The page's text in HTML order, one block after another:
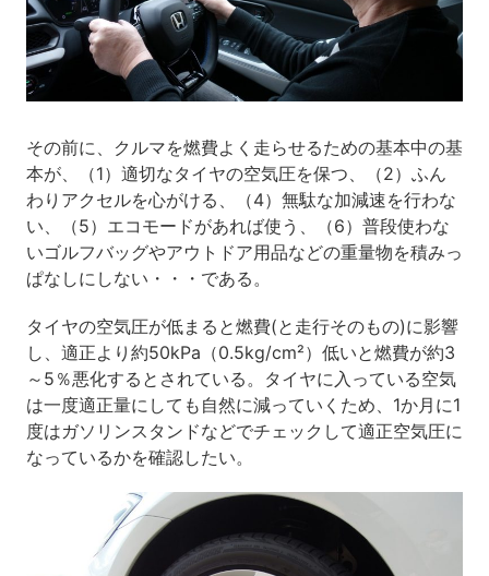
その前に、クルマを燃費よく走らせるための基本中の基
本が、（1）適切なタイヤの空気圧を保つ、（2）ふん
わりアクセルを心がける、（4）無駄な加減速を行わな
い、（5）エコモードがあれば使う、（6）普段使わな
いゴルフバッグやアウトドア用品などの重量物を積みっ
ぱなしにしない・・・である。
タイヤの空気圧が低まると燃費(と走行そのもの)に影響
し、適正より約50kPa（0.5kg/cm²）低いと燃費が約3
～5％悪化するとされている。タイヤに入っている空気
は一度適正量にしても自然に減っていくため、1か月に1
度はガソリンスタンドなどでチェックして適正空気圧に
なっているかを確認したい。